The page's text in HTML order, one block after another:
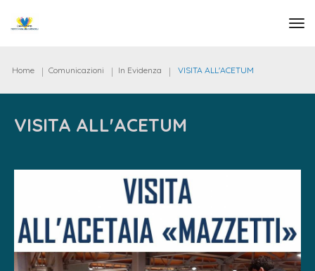
Home Comunicazioni In Evidenza VISITA ALL'ACETUM
VISITA ALL'ACETUM